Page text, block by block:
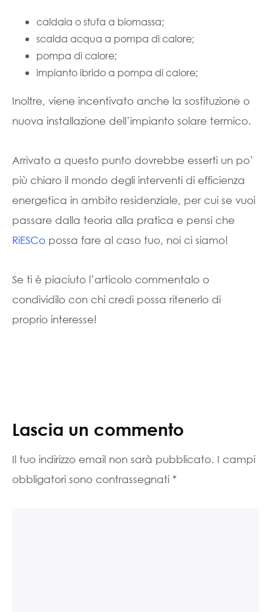
caldaia o stufa a biomassa;
scalda acqua a pompa di calore;
pompa di calore;
impianto ibrido a pompa di calore;
Inoltre, viene incentivato anche la sostituzione o
nuova installazione dell’impianto solare termico.
Arrivato a questo punto dovrebbe esserti un po’
più chiaro il mondo degli interventi di efficienza
energetica in ambito residenziale, per cui se vuoi
passare dalla teoria alla pratica e pensi che
RiESCo possa fare al caso tuo, noi ci siamo!
Se ti è piaciuto l’articolo commentalo o
condividilo con chi credi possa ritenerlo di
proprio interesse!
Lascia un commento
Il tuo indirizzo email non sarà pubblicato. I campi
obbligatori sono contrassegnati *